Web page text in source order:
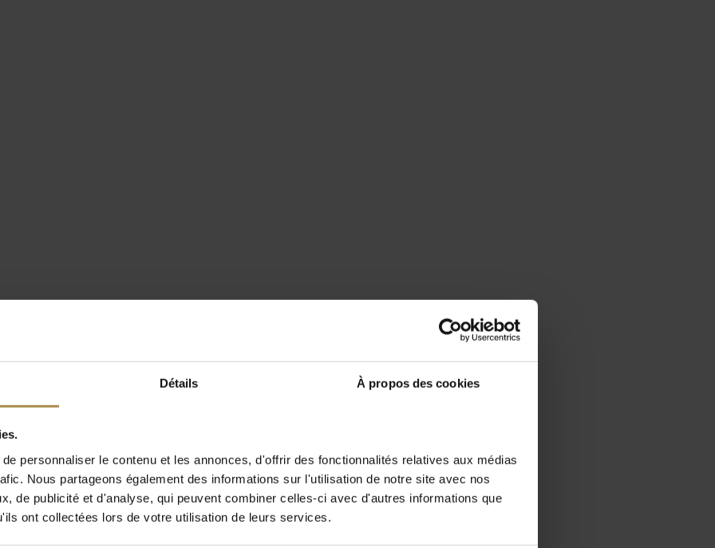
Détails À propos des cookies
personnaliser le contenu et les annonces, d'offrir des fonctionnalités relatives aux médias
Nous partageons également des informations sur l'utilisation de notre site avec nos
de publicité et d'analyse, qui peuvent combiner celles-ci avec d'autres informations que
ont collectées lors de votre utilisation de leurs services.